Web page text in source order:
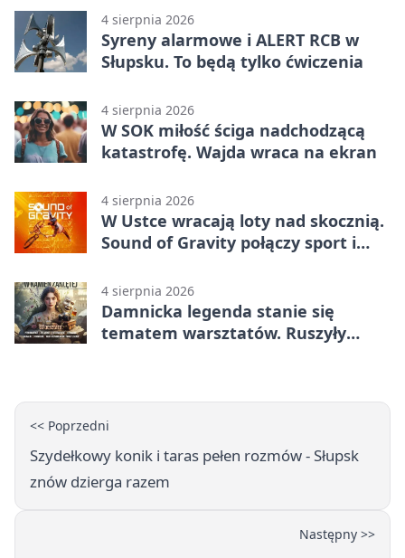
4 sierpnia 2026
Syreny alarmowe i ALERT RCB w
Słupsku. To będą tylko ćwiczenia
4 sierpnia 2026
W SOK miłość ściga nadchodzącą
katastrofę. Wajda wraca na ekran
4 sierpnia 2026
W Ustce wracają loty nad skocznią.
Sound of Gravity połączy sport i
4 sierpnia 2026
Damnicka legenda stanie się
tematem warsztatów. Ruszyły
<< Poprzedni
Szydełkowy konik i taras pełen rozmów - Słupsk
znów dzierga razem
Następny >>